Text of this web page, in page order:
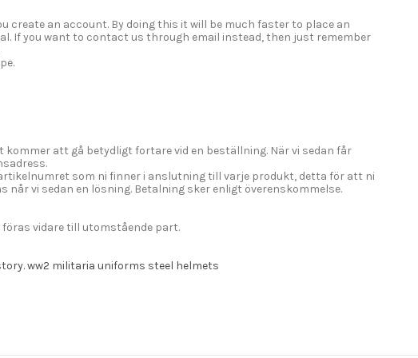
an account. By doing this it will be much faster to place an
If you want to contact us through email instead, then just remember
att gå betydligt fortare vid en beställning. När vi sedan får
som ni finner i anslutning till varje produkt, detta för att ni
vi sedan en lösning. Betalning sker enligt överenskommelse.
vidare till utomstående part.